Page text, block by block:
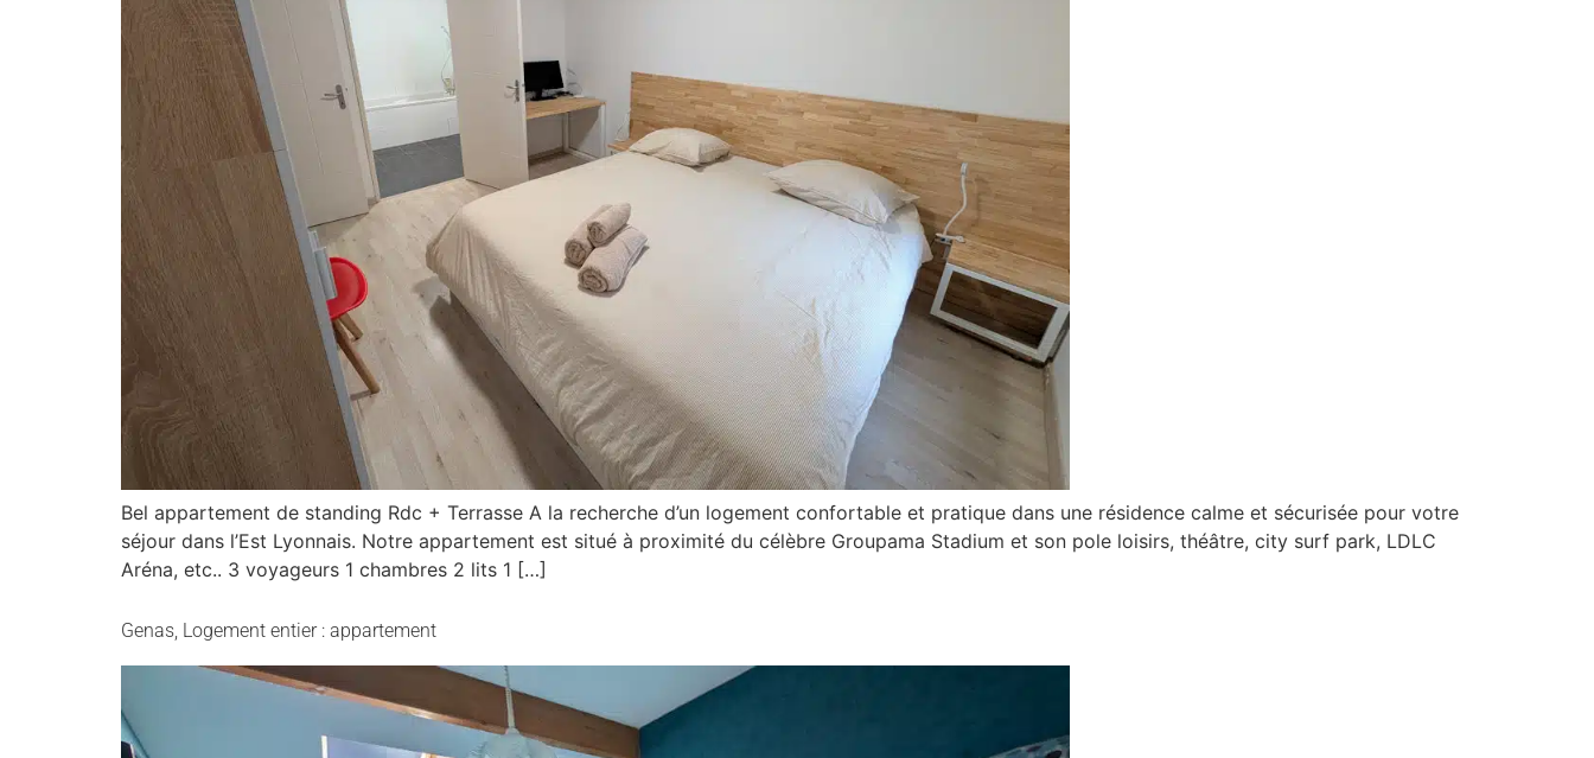
Bel appartement de standing Rdc + Terrasse A la recherche d’un logement confortable et pratique dans une résidence calme et sécurisée pour votre
séjour dans l’Est Lyonnais. Notre appartement est situé à proximité du célèbre Groupama Stadium et son pole loisirs, théâtre, city surf park, LDLC
Aréna, etc.. 3 voyageurs 1 chambres 2 lits 1 […]
Genas, Logement entier : appartement